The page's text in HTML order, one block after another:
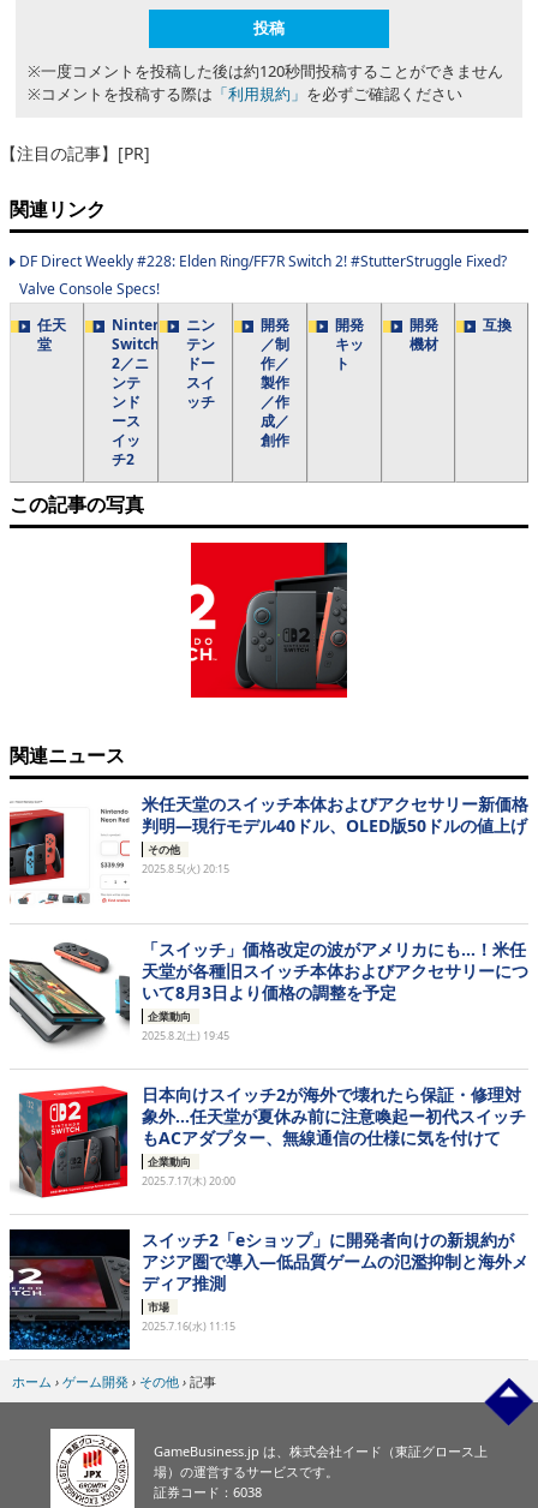
※一度コメントを投稿した後は約120秒間投稿することができません
※コメントを投稿する際は 「利用規約」 を必ずご確認ください
【注目の記事】[PR]
関連リンク
DF Direct Weekly #228: Elden Ring/FF7R Switch 2! #StutterStruggle Fixed?
Valve Console Specs!
任天
堂
Nintendo
Switch
2／ニ
ンテ
ンド
ース
イッ
チ2
ニン
テン
ドー
スイ
ッチ
開発
／制
作／
製作
／作
成／
創作
開発
キッ
ト
開発
機材
互換
この記事の写真
関連ニュース
米任天堂のスイッチ本体およびアクセサリー新価格
判明―現行モデル40ドル、OLED版50ドルの値上げ
その他
2025.8.5(火) 20:15
「スイッチ」価格改定の波がアメリカにも…！米任
天堂が各種旧スイッチ本体およびアクセサリーにつ
いて8月3日より価格の調整を予定
企業動向
2025.8.2(土) 19:45
日本向けスイッチ2が海外で壊れたら保証・修理対
象外…任天堂が夏休み前に注意喚起ー初代スイッチ
もACアダプター、無線通信の仕様に気を付けて
企業動向
2025.7.17(木) 20:00
スイッチ2「eショップ」に開発者向けの新規約が
アジア圏で導入―低品質ゲームの氾濫抑制と海外メ
ディア推測
市場
2025.7.16(水) 11:15
ホーム › ゲーム開発 › その他 › 記事
GameBusiness.jp は、株式会社イード（東証グロース上
場）の運営するサービスです。
証券コード：6038